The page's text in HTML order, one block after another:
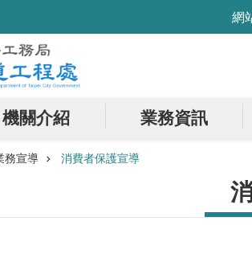
網
機關介紹 業務資訊
務宣導 消費者保護宣導